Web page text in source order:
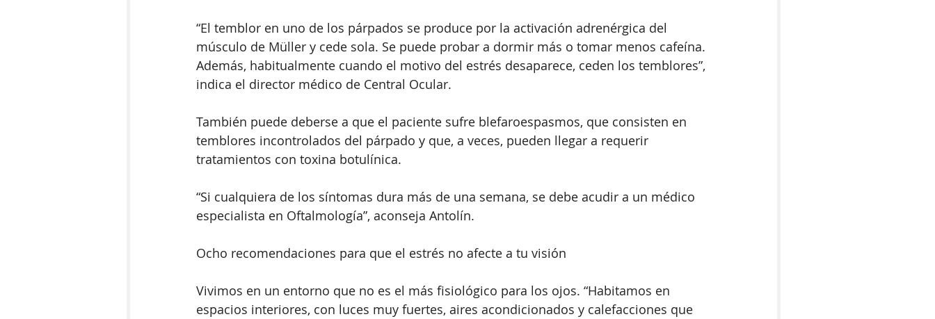
“El temblor en uno de los párpados se produce por la activación adrenérgica del
músculo de Müller y cede sola. Se puede probar a dormir más o tomar menos cafeína.
Además, habitualmente cuando el motivo del estrés desaparece, ceden los temblores”,
indica el director médico de Central Ocular.
También puede deberse a que el paciente sufre blefaroespasmos, que consisten en
temblores incontrolados del párpado y que, a veces, pueden llegar a requerir
tratamientos con toxina botulínica.
“Si cualquiera de los síntomas dura más de una semana, se debe acudir a un médico
especialista en Oftalmología”, aconseja Antolín.
Ocho recomendaciones para que el estrés no afecte a tu visión
Vivimos en un entorno que no es el más fisiológico para los ojos. “Habitamos en
espacios interiores, con luces muy fuertes, aires acondicionados y calefacciones que